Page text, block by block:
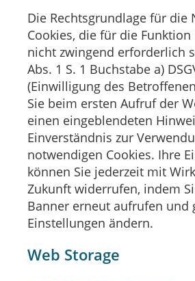
Die Rechtsgrundlage für die
Cookies, die für die
nicht zwingend erforderlich
Abs. 1 S. 1 Buchstabe a)
(Einwilligung des
Sie beim ersten Aufruf der
einen eingeblendeten
Einverständnis zur
notwendigen Cookies. Ihre
können Sie jederzeit mit
Zukunft widerrufen, indem
Banner erneut aufrufen und
Einstellungen ändern.
Web Storage